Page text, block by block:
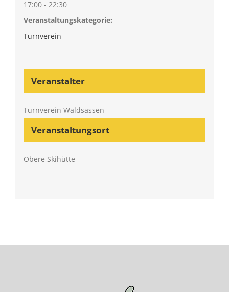
17:00 - 22:30
Veranstaltungskategorie:
Turnverein
Veranstaltungsort
Obere Skihütte
Veranstalter
Turnverein Waldsassen